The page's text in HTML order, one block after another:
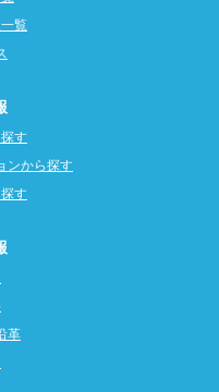
覧
す
ンから探す
す
革